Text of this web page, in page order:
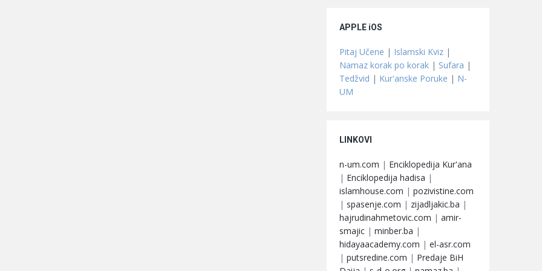
APPLE iOS
Pitaj Učene | Islamski Kviz |
Namaz korak po korak | Sufara |
Tedžvid | Kur'anske Poruke | N-
UM
LINKOVI
n-um.com | Enciklopedija Kur'ana
| Enciklopedija hadisa |
islamhouse.com | pozivistine.com
| spasenje.com | zijadljakic.ba |
hajrudinahmetovic.com | amir-
smajic | minber.ba |
hidayaacademy.com | el-asr.com
| putsredine.com | Predaje BiH